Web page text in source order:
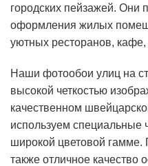
городских пейзажей. Они
оформления жилых
уютных ресторанов,
Наши фотообои улиц на
высокой четкостью
качественном
используем специальные
широкой цветовой гамме.
также отличное качество